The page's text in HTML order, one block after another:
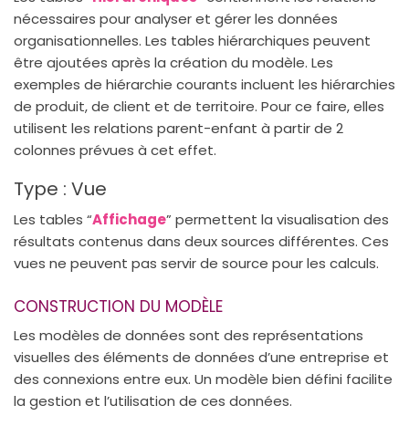
nécessaires pour analyser et gérer les données
organisationnelles. Les tables hiérarchiques peuvent
être ajoutées après la création du modèle. Les
exemples de hiérarchie courants incluent les hiérarchies
de produit, de client et de territoire. Pour ce faire, elles
utilisent les relations parent-enfant à partir de 2
colonnes prévues à cet effet.
Type : Vue
Les tables “Affichage” permettent la visualisation des
résultats contenus dans deux sources différentes. Ces
vues ne peuvent pas servir de source pour les calculs.
CONSTRUCTION DU MODÈLE
Les modèles de données sont des représentations
visuelles des éléments de données d’une entreprise et
des connexions entre eux. Un modèle bien défini facilite
la gestion et l’utilisation de ces données.